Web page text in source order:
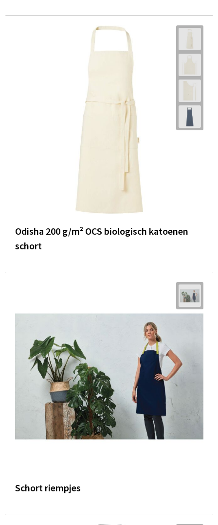
Odisha 200 g/m² OCS biologisch katoenen
schort
Schort riempjes